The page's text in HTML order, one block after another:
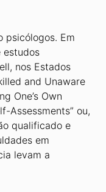
psicólogos. Em
estudos
nos Estados
and Unaware
One’s Own
Assessments” ou,
qualificado e
em
levam a